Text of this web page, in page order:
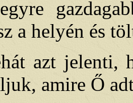
a helyén és
azt jelenti,
amire Ő